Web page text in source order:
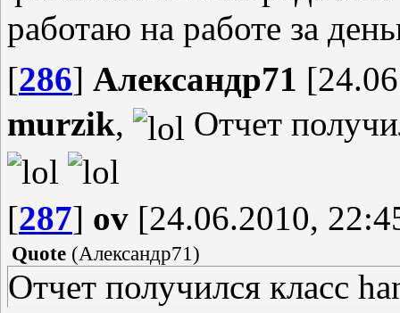
работаю на работе за
[286] Александр71
murzik, Отчет
[287] ov [24.06.2010,
Quote (Александр71)
Отчет получился класс